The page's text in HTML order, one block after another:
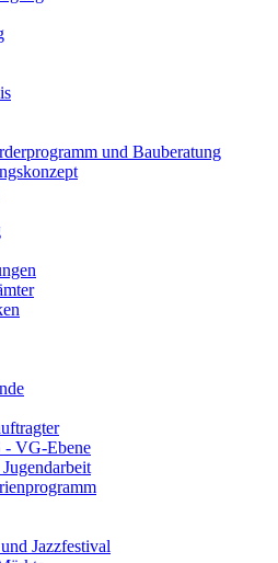
und Bauberatung
- VG-Ebene
Jazzfestival